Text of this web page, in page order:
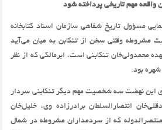
واقعه مهم تاریخی پرداخته شود
مسؤول تاریخ شفاهی سازمان اسناد کتابخانه
مشروطه وقتی سخن از تنکابن به میان می‌آید
محمدولی‌خان تنکابنی است، ابرمالکی که از نظر
بود.
این نهضت سه شخصیت مهم دیگر تنکابنی سردار
انتصارالسلطان برادرزاده وی، خلیل‌خان
منتصرالدوله که از سردمداران مشروطه در شمال